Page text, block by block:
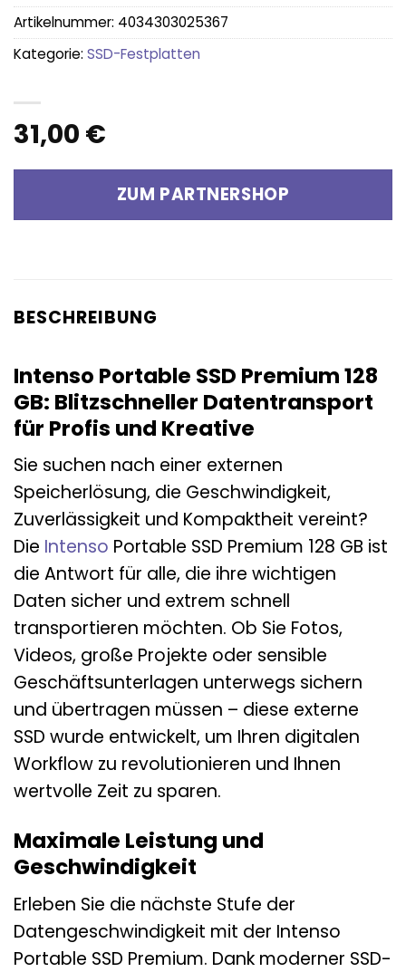
31,00 €
ZUM PARTNERSHOP
Artikelnummer: 4034303025367
Kategorie: SSD-Festplatten
BESCHREIBUNG
Intenso Portable SSD Premium 128
GB: Blitzschneller Datentransport
für Profis und Kreative
Sie suchen nach einer externen
Speicherlösung, die Geschwindigkeit,
Zuverlässigkeit und Kompaktheit vereint?
Die Intenso Portable SSD Premium 128 GB ist
die Antwort für alle, die ihre wichtigen
Daten sicher und extrem schnell
transportieren möchten. Ob Sie Fotos,
Videos, große Projekte oder sensible
Geschäftsunterlagen unterwegs sichern
und übertragen müssen – diese externe
SSD wurde entwickelt, um Ihren digitalen
Workflow zu revolutionieren und Ihnen
wertvolle Zeit zu sparen.
Maximale Leistung und
Geschwindigkeit
Erleben Sie die nächste Stufe der
Datengeschwindigkeit mit der Intenso
Portable SSD Premium. Dank moderner SSD-